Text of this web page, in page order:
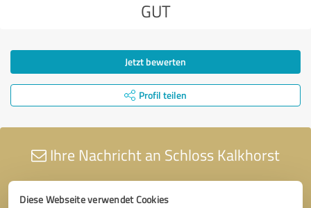
Diese Webseite verwendet Cookies
GUT
Jetzt bewerten
Profil teilen
Ihre Nachricht an Schloss Kalkhorst